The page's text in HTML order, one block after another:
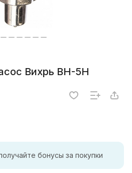
Вихрь ВН-5Н
бонусы за покупки